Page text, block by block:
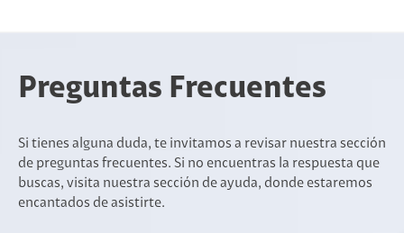
Preguntas Frecuentes
Si tienes alguna duda, te invitamos a revisar nuestra sección
de preguntas frecuentes. Si no encuentras la respuesta que
buscas, visita nuestra sección de ayuda, donde estaremos
encantados de asistirte.